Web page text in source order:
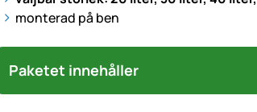
monterad på ben
Paketet innehåller